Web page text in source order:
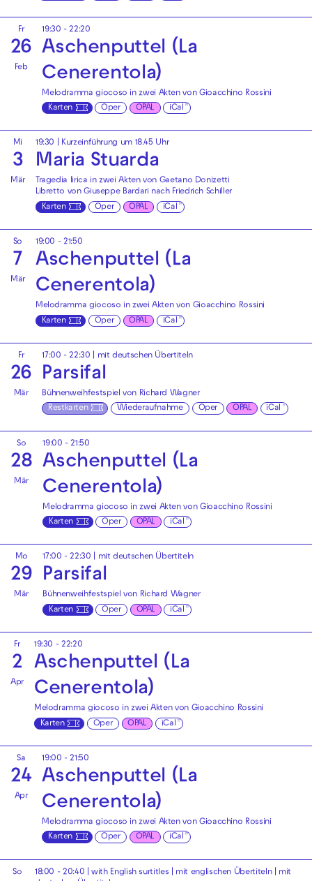
Fr
26
Feb
19:30 - 22:20
Aschenputtel (La
Cenerentola)
Melodramma giocoso in zwei Akten von Gioacchino Rossini
Karten
Oper OPAL iCal
Mi
3
Mär
19:30 | Kurzeinführung um 18.45 Uhr
Maria Stuarda
Tragedia lirica in zwei Akten von Gaetano Donizetti
Libretto von Giuseppe Bardari nach Friedrich Schiller
Karten
Oper OPAL iCal
So
7
Mär
19:00 - 21:50
Aschenputtel (La
Cenerentola)
Melodramma giocoso in zwei Akten von Gioacchino Rossini
Karten
Oper OPAL iCal
Fr
26
Mär
17:00 - 22:30 mit deutschen Übertiteln
Parsifal
Bühnenweihfestspiel von Richard Wagner
Restkarten
Wiederaufnahme Oper OPAL iCal
So
28
Mär
19:00 - 21:50
Aschenputtel (La
Cenerentola)
Melodramma giocoso in zwei Akten von Gioacchino Rossini
Karten
Oper OPAL iCal
Mo
29
Mär
17:00 - 22:30 | mit deutschen Übertiteln
Parsifal
Bühnenweihfestspiel von Richard Wagner
Karten
Oper OPAL iCal
Fr
2
Apr
19:30 - 22:20
Aschenputtel (La
Cenerentola)
Melodramma giocoso in zwei Akten von Gioacchino Rossini
Karten
Oper OPAL iCal
Sa
24
Apr
19:00 - 21:50
Aschenputtel (La
Cenerentola)
Melodramma giocoso in zwei Akten von Gioacchino Rossini
Karten
Oper OPAL iCal
So 18:00 - 20:40 |with English surtitles | mit englischen Übertiteln| mit